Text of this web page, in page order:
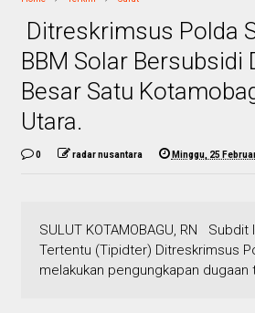
Ditreskrimsus Polda
BBM Solar Bersubsidi
Besar Satu
Utara.
0 radar nusantara Minggu, 25
SULUT KOTAMOBAGU, RN Subdit
Tertentu (Tipidter) Ditreskrimsus
melakukan pengungkapan dugaan